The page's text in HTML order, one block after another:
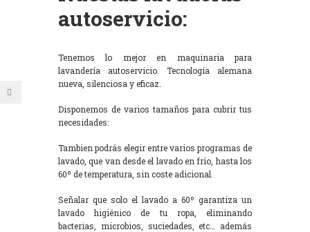
autoservicio:
Tenemos lo mejor en maquinaria para
lavandería autoservicio. Tecnología alemana
nueva, silenciosa y eficaz.
Disponemos de varios tamaños para cubrir tus
necesidades:
Tambien podrás elegir entre varios programas de
lavado, que van desde el lavado en frío, hasta los
60º de temperatura, sin coste adicional.
Señalar que solo el lavado a 60º garantiza un
lavado higiénico de tu ropa, eliminando
bacterias, microbios, suciedades, etc… además